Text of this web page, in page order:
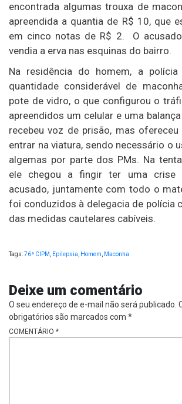
encontrada algumas trouxa de
apreendida a quantia de R$ 10, que
em cinco notas de R$ 2. O
vendia a erva nas esquinas do bairro.
Na residência do homem, a polícia
quantidade considerável de
pote de vidro, o que configurou o
apreendidos um celular e uma
recebeu voz de prisão, mas
entrar na viatura, sendo necessário o
algemas por parte dos PMs. Na
ele chegou a fingir ter uma crise
acusado, juntamente com todo o
foi conduzidos à delegacia de polícia
das medidas cautelares cabíveis.
Tags:76ª CIPM , Epilepsia, Homem, Maconha
Deixe um comentário
O seu endereço de e-mail não será publicado.
obrigatórios são marcados com *
COMENTÁRIO *